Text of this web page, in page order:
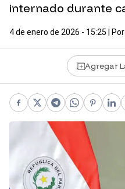
internado durante
4 de enero de 2026 - 15:25 | Por
Agregar
Facebook
X Telegram
WhatsApp